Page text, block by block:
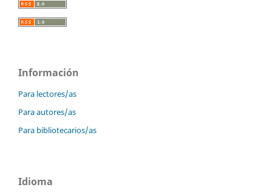
Información
Para lectores/as
Para autores/as
Para bibliotecarios/as
Idioma